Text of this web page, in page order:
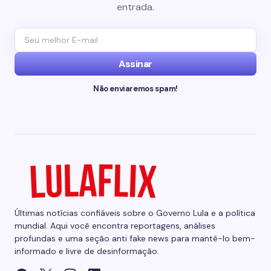
entrada.
Assinar
Não enviaremos spam!
Últimas notícias confiáveis sobre o Governo Lula e a política
mundial. Aqui você encontra reportagens, análises
profundas e uma seção anti fake news para mantê-lo bem-
informado e livre de desinformação.